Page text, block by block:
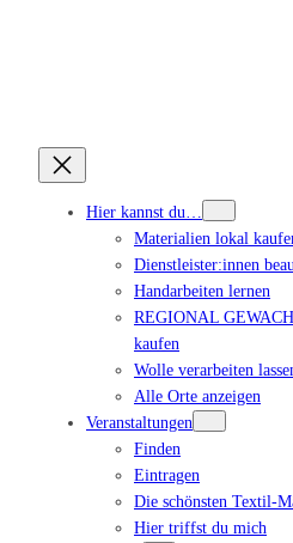
Hier kannst du…
Materialien lokal
Dienstleister:innen
Handarbeiten lernen
REGIONAL
kaufen
Wolle verarbeiten
Alle Orte anzeigen
Veranstaltungen
Finden
Eintragen
Die schönsten Textil-
Hier triffst du mich